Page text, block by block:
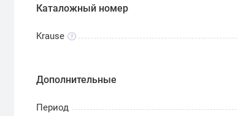
Каталожный номер
Krause
Дополнительные
Период